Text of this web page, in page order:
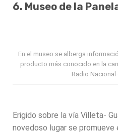
6. Museo de la
En el museo se alberga
producto más conocido en la
Radio
Erigido sobre la vía Villeta-
novedoso lugar se